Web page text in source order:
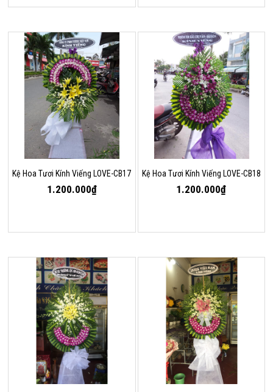
Kệ Hoa Tươi Kính Viếng LOVE-CB17
1.200.000₫
Kệ Hoa Tươi Kính Viếng LOVE-CB18
1.200.000₫